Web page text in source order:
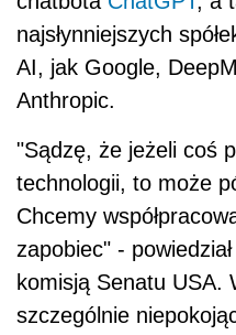
najsłynniejszych
AI, jak Google,
Anthropic.
"Sądzę, że jeżeli coś
technologii, to może
Chcemy
zapobiec" -
komisją Senatu USA.
szczególnie